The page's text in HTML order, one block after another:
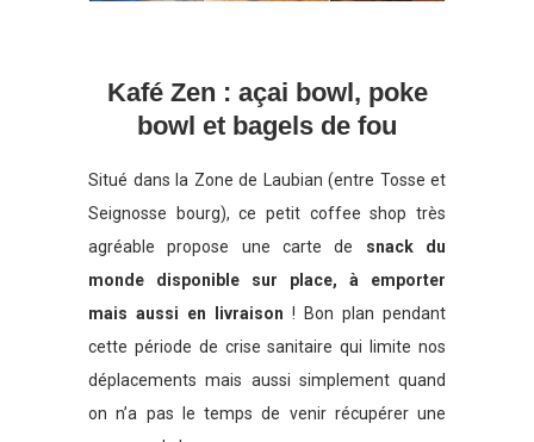
Kafé Zen : açai bowl, poke
bowl et bagels de fou
Situé dans la Zone de Laubian (entre Tosse et
Seignosse bourg), ce petit coffee shop très
agréable propose une carte de snack du
monde disponible sur place, à emporter
mais aussi en livraison ! Bon plan pendant
cette période de crise sanitaire qui limite nos
déplacements mais aussi simplement quand
on n’a pas le temps de venir récupérer une